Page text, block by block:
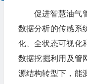
促进智慧油气
数据分析的传感系
化、全状态可视化
数据挖掘利用及管
源结构转型下，能